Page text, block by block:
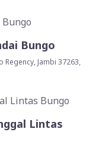
Bungo
Regency, Jambi 37263,
Lintas